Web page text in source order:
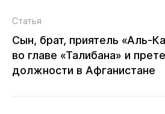
Статья
Сын, брат, приятель
во главе «Талибана» и
должности в Афганистане